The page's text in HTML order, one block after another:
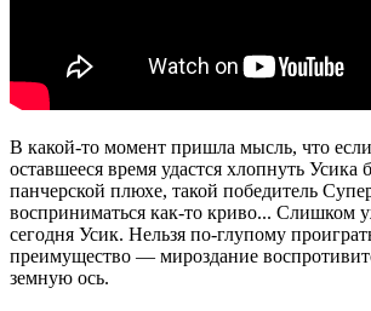
В какой-то момент пришла мысль, что
оставшееся время удастся хлопнуть Усика
панчерской плюхе, такой победитель
восприниматься как-то криво... Слишком
сегодня Усик. Нельзя по-глупому
преимущество — мироздание
земную ось.